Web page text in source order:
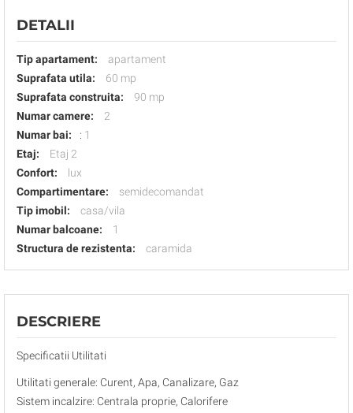
DETALII
Tip apartament:
apartament
Suprafata utila:
60 mp
Suprafata construita:
90 mp
Numar camere:
2
Numar bai:
: 1
Etaj:
Etaj 2
Confort:
lux
Compartimentare:
semidecomandat
Tip imobil:
casa/vila
Numar balcoane:
1
Structura de rezistenta:
caramida
DESCRIERE
Specificatii Utilitati
Utilitati generale: Curent, Apa, Canalizare, Gaz
Sistem incalzire: Centrala proprie, Calorifere